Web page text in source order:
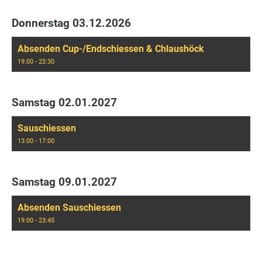
Donnerstag 03.12.2026
Absenden Cup-/Endschiessen & Chlaushöck
19:00 - 23:30
Samstag 02.01.2027
Sauschiessen
13:00 - 17:00
Samstag 09.01.2027
Absenden Sauschiessen
19:00 - 23:45